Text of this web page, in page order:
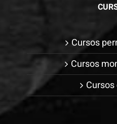
Cursos
Cursos